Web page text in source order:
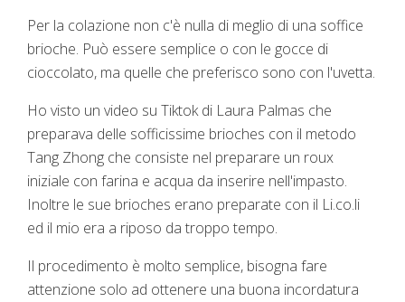
Per la colazione non c'è nulla di meglio di una soffice
brioche. Può essere semplice o con le gocce di
cioccolato, ma quelle che preferisco sono con l'uvetta.
Ho visto un video su Tiktok di Laura Palmas che
preparava delle sofficissime brioches con il metodo
Tang Zhong che consiste nel preparare un roux
iniziale con farina e acqua da inserire nell'impasto.
Inoltre le sue brioches erano preparate con il Li.co.li
ed il mio era a riposo da troppo tempo.
Il procedimento è molto semplice, bisogna fare
attenzione solo ad ottenere una buona incordatura